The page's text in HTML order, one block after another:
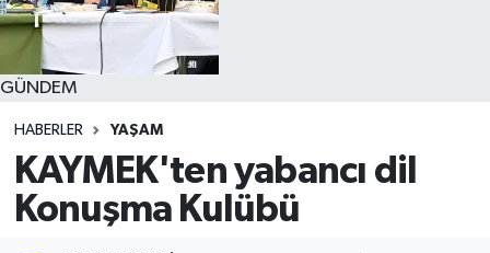
GÜNDEM
HABERLER YAŞAM
KAYMEK'ten yabancı dil
Konuşma Kulübü